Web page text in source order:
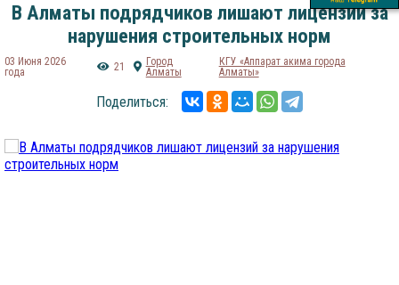
В Алматы подрядчиков лишают лицензий за
нарушения строительных норм
03 Июня 2026
года
21
Город
Алматы
КГУ «Аппарат акима города
Алматы»
Поделиться: